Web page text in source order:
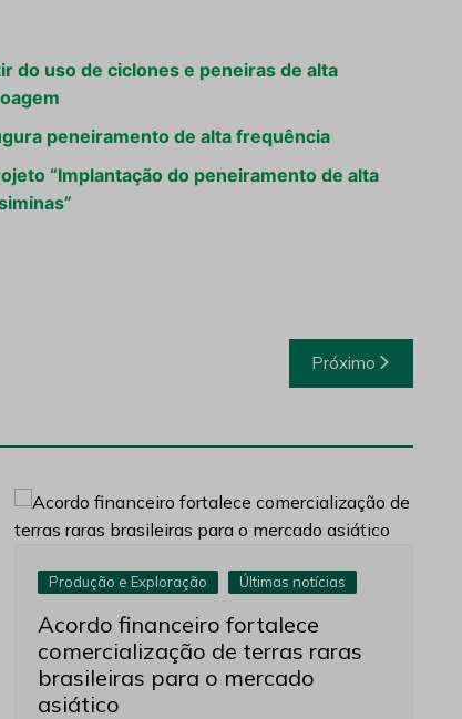
do uso de ciclones e peneiras de alta
peneiramento de alta frequência
“Implantação do peneiramento de alta
Próximo
Produção e Exploração Últimas notícias
Acordo financeiro fortalece
comercialização de terras raras
brasileiras para o mercado
asiático